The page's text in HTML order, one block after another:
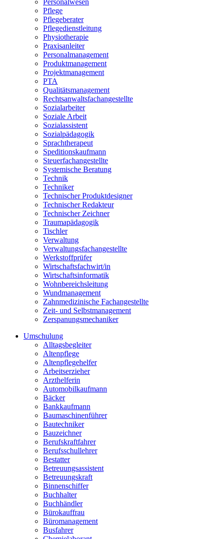
Personalwesen
Pflege
Pflegeberater
Pflegedienstleitung
Physiotherapie
Praxisanleiter
Personalmanagement
Produktmanagement
Projektmanagement
PTA
Qualitätsmanagement
Rechtsanwaltsfachangestellte
Sozialarbeiter
Soziale Arbeit
Sozialassistent
Sozialpädagogik
Sprachtherapeut
Speditionskaufmann
Steuerfachangestellte
Systemische Beratung
Technik
Techniker
Technischer Produktdesigner
Technischer Redakteur
Technischer Zeichner
Traumapädagogik
Tischler
Verwaltung
Verwaltungsfachangestellte
Werkstoffprüfer
Wirtschaftsfachwirt/in
Wirtschaftsinformatik
Wohnbereichsleitung
Wundmanagement
Zahnmedizinische Fachangestellte
Zeit- und Selbstmanagement
Zerspanungsmechaniker
Umschulung
Alltagsbegleiter
Altenpflege
Altenpflegehelfer
Arbeitserzieher
Arzthelferin
Automobilkaufmann
Bäcker
Bankkaufmann
Baumaschinenführer
Bautechniker
Bauzeichner
Berufskraftfahrer
Berufsschullehrer
Bestatter
Betreuungsassistent
Betreuungskraft
Binnenschiffer
Buchhalter
Buchhändler
Bürokauffrau
Büromanagement
Busfahrer